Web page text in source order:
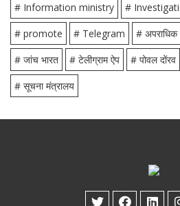
# Information ministry
#
# promote
# Telegram # अपराधिक
# जांच भारत
# टेलीग्राम ऐप # पोवल दोंरव
# सूचना मंत्रालय